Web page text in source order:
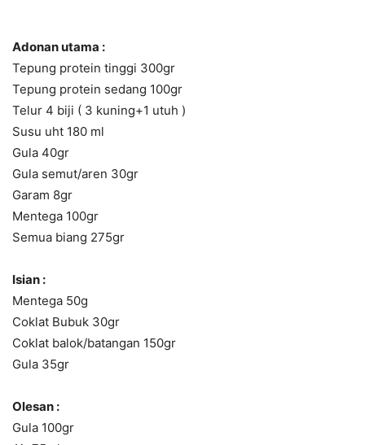
Adonan utama :
Tepung protein tinggi 300gr
Tepung protein sedang 100gr
Telur 4 biji ( 3 kuning+1 utuh )
Susu uht 180 ml
Gula 40gr
Gula semut/aren 30gr
Garam 8gr
Mentega 100gr
Semua biang 275gr
Isian :
Mentega 50g
Coklat Bubuk 30gr
Coklat balok/batangan 150gr
Gula 35gr
Olesan :
Gula 100gr